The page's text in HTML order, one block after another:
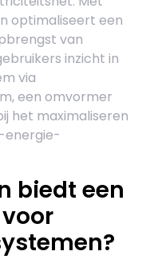
optimaliseert een
van
inzicht in
via
een omvormer
het maximaliseren
energie-
biedt een